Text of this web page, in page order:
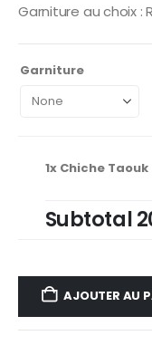
Garniture au choix :
Garniture
1x Chiche Taouk
Subtotal
AJOUTER AU